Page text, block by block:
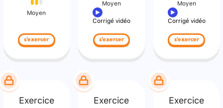
Moyen
s'exercer
Moyen
Corrigé vidéo
s'exercer
Moyen
Corrigé vidéo
s'exercer
Exercice Exercice Exercice